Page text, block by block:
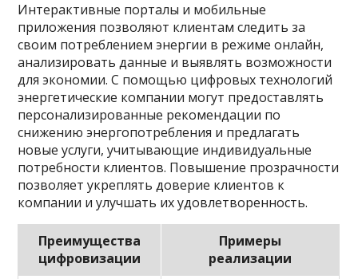
Интерактивные порталы и мобильные
приложения позволяют клиентам следить за
своим потреблением энергии в режиме онлайн,
анализировать данные и выявлять возможности
для экономии. С помощью цифровых технологий
энергетические компании могут предоставлять
персонализированные рекомендации по
снижению энергопотребления и предлагать
новые услуги, учитывающие индивидуальные
потребности клиентов. Повышение прозрачности
позволяет укреплять доверие клиентов к
компании и улучшать их удовлетворенность.
Преимущества
цифровизации
Примеры
реализации